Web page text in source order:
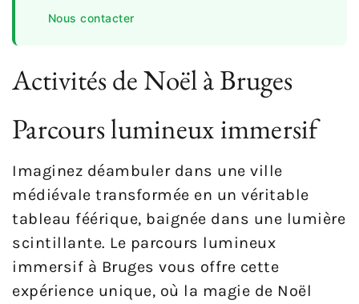
Nous contacter
Activités de Noël à Bruges
Parcours lumineux immersif
Imaginez déambuler dans une ville
médiévale transformée en un véritable
tableau féérique, baignée dans une lumière
scintillante. Le parcours lumineux
immersif à Bruges vous offre cette
expérience unique, où la magie de Noël